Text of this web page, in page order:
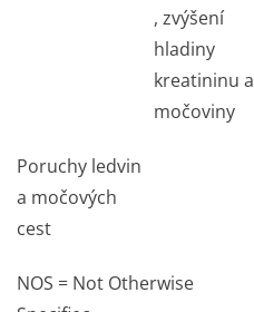
, zvýšení
hladiny
kreatininu a
močoviny
Poruchy ledvin
a močových
cest
NOS = Not Otherwise